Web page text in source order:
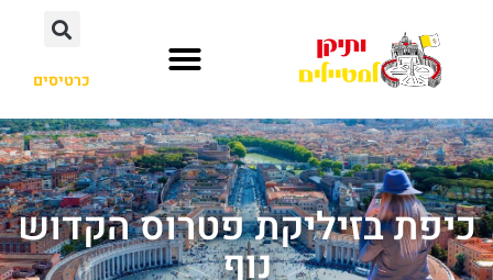
כרטיסים
כיפת בזיליקת פטרוס הקדוש
נוף